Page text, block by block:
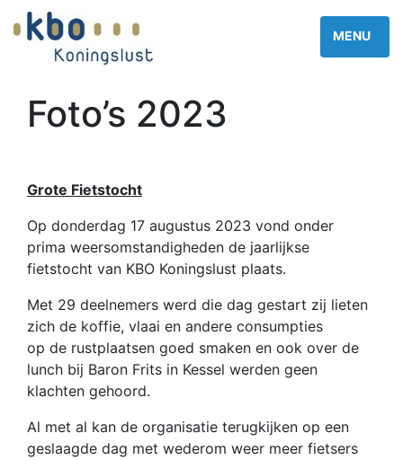
Foto’s 2023
Grote Fietstocht
Op donderdag 17 augustus 2023 vond onder
prima weersomstandigheden de jaarlijkse
fietstocht van KBO Koningslust plaats.
Met 29 deelnemers werd die dag gestart zij lieten
zich de koffie, vlaai en andere consumpties
op de rustplaatsen goed smaken en ook over de
lunch bij Baron Frits in Kessel werden geen
klachten gehoord.
Al met al kan de organisatie terugkijken op een
geslaagde dag met wederom weer meer fietsers